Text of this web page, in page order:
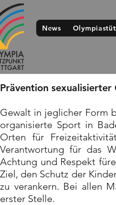
News
Prävention sexualisierter
Gewalt in jeglicher Form
organisierte Sport in
Orten für
Verantwortung für das
Achtung und Respekt
Ziel, den Schutz der
zu verankern. Bei allen
erster Stelle.